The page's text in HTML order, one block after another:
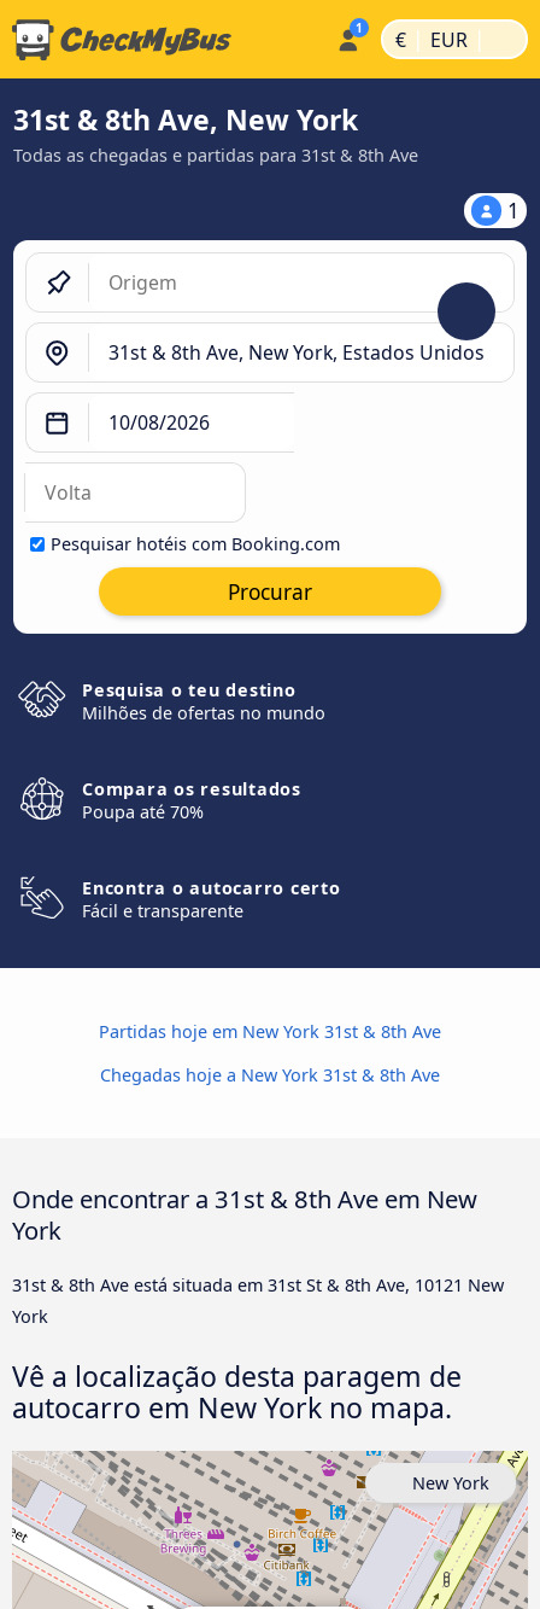
€ | EUR |
31st & 8th Ave, New York
Todas as chegadas e partidas para 31st & 8th Ave
1
Pesquisar hotéis com Booking.com
Procurar
Pesquisa o teu destino
Milhões de ofertas no mundo
Compara os resultados
Poupa até 70%
Encontra o autocarro certo
Fácil e transparente
Partidas hoje em New York 31st & 8th Ave
Chegadas hoje a New York 31st & 8th Ave
Onde encontrar a 31st & 8th Ave em New
York
31st & 8th Ave está situada em 31st St & 8th Ave, 10121 New
York
Vê a localização desta paragem de
autocarro em New York no mapa.
New York